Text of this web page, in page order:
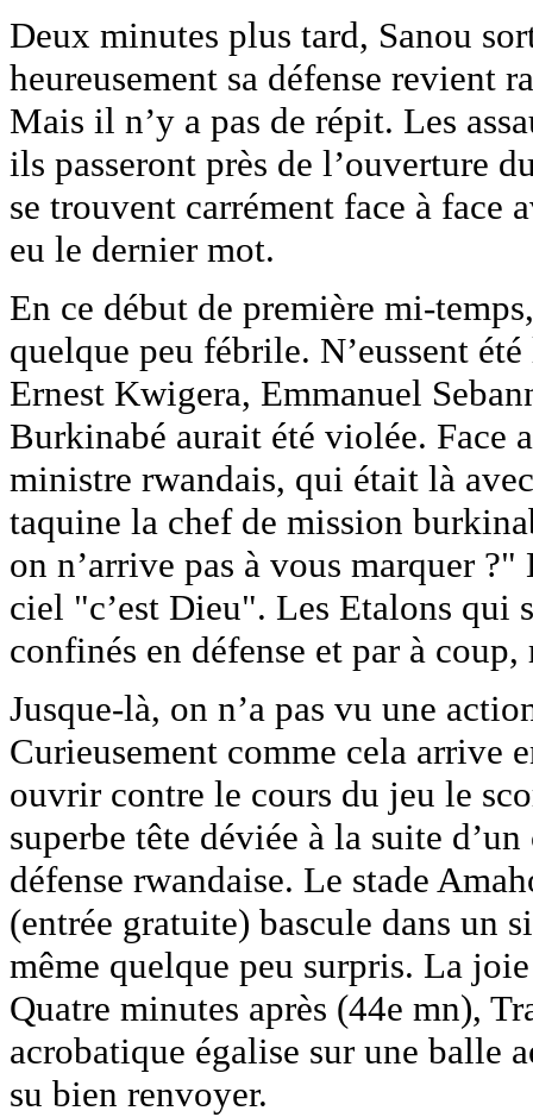
Deux minutes plus tard, Sanou
heureusement sa défense revient
Mais il n’y a pas de répit. Les
ils passeront près de l’ouverture
se trouvent carrément face à face
eu le dernier mot.
En ce début de première mi-
quelque peu fébrile. N’eussent
Ernest Kwigera, Emmanuel
Burkinabé aurait été violée. Face
ministre rwandais, qui était là
taquine la chef de mission
on n’arrive pas à vous marquer
ciel "c’est Dieu". Les Etalons qui
confinés en défense et par à
Jusque-là, on n’a pas vu une
Curieusement comme cela arrive
ouvrir contre le cours du jeu le
superbe tête déviée à la suite
défense rwandaise. Le stade
(entrée gratuite) bascule dans un
même quelque peu surpris. La
Quatre minutes après (44e mn),
acrobatique égalise sur une balle
su bien renvoyer.